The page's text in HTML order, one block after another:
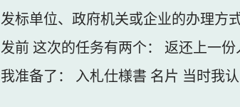
发标单位、政府机关或企业的办理方
发前 这次的任务有两个： 返还上一
我准备了： 入札仕様書 名片 当时我